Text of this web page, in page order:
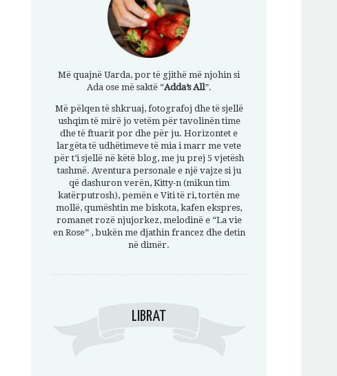
Më quajnë Uarda, por të gjithë më njohin si
Ada ose më saktë “Adda’s All”.
Më pëlqen të shkruaj, fotografoj dhe të sjellë
ushqim të mirë jo vetëm për tavolinën time
dhe të ftuarit por dhe për ju. Horizontet e
largëta të udhëtimeve të mia i marr me vete
për t’i sjellë në këtë blog, me ju prej 5 vjetësh
tashmë. Aventura personale e një vajze si ju
që dashuron verën, Kitty-n (mikun tim
katërputrosh), pemën e Viti të ri, tortën me
mollë, qumështin me biskota, kafen ekspres,
romanet rozë njujorkez, melodinë e “La vie
en Rose” , bukën me djathin francez dhe detin
në dimër.
LIBRAT